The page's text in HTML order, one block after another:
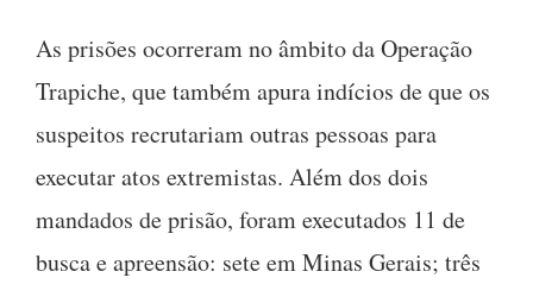
As prisões ocorreram no âmbito da Operação
Trapiche, que também apura indícios de que os
suspeitos recrutariam outras pessoas para
executar atos extremistas. Além dos dois
mandados de prisão, foram executados 11 de
busca e apreensão: sete em Minas Gerais; três